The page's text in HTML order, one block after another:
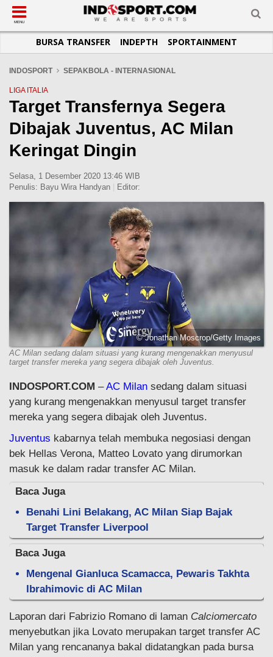
SUB-MENU
SEPAKBOLA
LIGA INGGRIS
LIGA ITALIA
LIGA SPANYOL
LIGA JERMAN
LIGA PRANCIS
SUB-MENU
SPORTAINMENT
SUB-MENU
OTOMOTIF
OTOMANIA
SUB-MENU
BASKET
FUTSAL
OLIMPIK
E-SPORT
SUB-MENU
JADWAL
SUB-MENU
TOPIK HARI INI
INFOGRAFIS
GALERI FOTO
TEMPAT OLAHRAGA
KOMUNITAS SEHAT
MENU
BURSA TRANSFER INDEPTH SPORTAINMENT
INDOSPORT SEPAKBOLA - INTERNASIONAL
LIGA ITALIA
Target Transfernya Segera
Dibajak Juventus, AC Milan
Keringat Dingin
Selasa, 1 Desember 2020 13:46 WIB
Penulis: Bayu Wira Handyan Editor:
© Jonathan Moscrop/Getty Images
AC Milan sedang dalam situasi yang kurang mengenakkan menyusul
target transfer mereka yang segera dibajak oleh Juventus.
INDOSPORT.COM –AC Milan sedang dalam situasi
yang kurang mengenakkan menyusul target transfer
mereka yang segera dibajak oleh Juventus.
Juventus kabarnya telah membuka negosiasi dengan
bek Hellas Verona, Matteo Lovato yang dirumorkan
masuk ke dalam radar transfer AC Milan.
Baca Juga
Benahi Lini Belakang, AC Milan Siap Bajak
Target Transfer Liverpool
Baca Juga
Mengenal Gianluca Scamacca, Pewaris Takhta
Ibrahimovic di AC Milan
Laporan dari Fabrizio Romano di laman Calciomercato
menyebutkan jika Lovato merupakan target transfer AC
Milan yang rencananya bakal didatangkan pada bursa